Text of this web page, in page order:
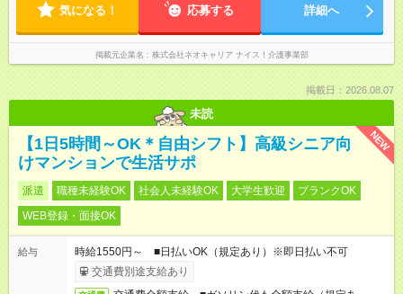
気になる！ 応募する 詳細へ
掲載元企業名 株式会社ネオキャリア ナイス！介護事業部
掲載日：2026.08.07
未読
NEW
【1日5時間～OK＊自由シフト】高級シニア向
けマンションで生活サポ
派遣 職種未経験OK 社会人未経験OK 大学生歓迎
ブランクOK
WEB登録・面接OK
給与
時給1550円～ ■日払いOK（規定あり）※即日払い不可
交通費別途支給あり